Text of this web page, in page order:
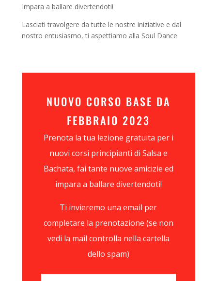
Impara a ballare divertendoti!
Lasciati travolgere da tutte le nostre iniziative e dal
nostro entusiasmo, ti aspettiamo alla Soul Dance.
NUOVO CORSO BASE DA
FEBBRAIO 2023
Prenota la tua lezione gratuita per i
nuovi corsi principianti di Salsa e
Bachata, fai tante nuove amicizie ed
impara a ballare divertendoti!
Ti invieremo una email per
completare la prenotazione (se non
vedi la mail controlla nella cartella
dello spam)